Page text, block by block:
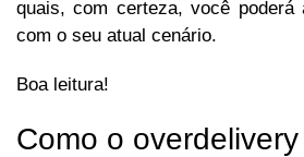
quais, com certeza, você poderá
com o seu atual cenário.
Boa leitura!
Como o